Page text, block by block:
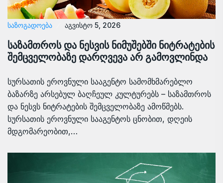
ᲡᲐᲖᲝᲒᲐᲓᲝᲔᲑᲐ აგვისტო 5, 2026
საზამთროს და ნესვის ნიმუშებში ნიტრატების
შემცველობაზე დარღვევა არ გამოვლინდა
სურსათის ეროვნული სააგენტო სამომხმარებლო
ბაზარზე არსებულ ბაღჩეულ კულტურებს – საზამთროს
და ნესვს ნიტრატების შემცველობაზე ამოწმებს.
სურსათის ეროვნული სააგენტოს ცნობით, დღეის
მდგომარეობით,…